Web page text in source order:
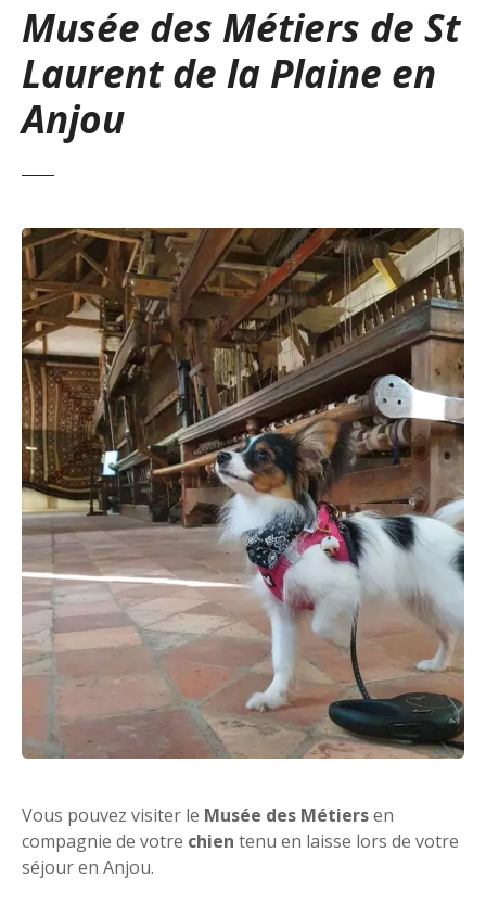
Musée des Métiers de St
Laurent de la Plaine en
Anjou
Vous pouvez visiter le Musée des Métiersen
compagnie de votre chien tenu en laisse lors de votre
séjour en Anjou.